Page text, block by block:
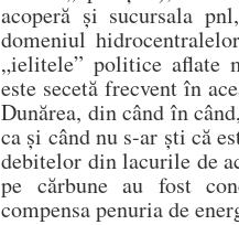
acoperă și sucursala
domeniul
„ielitele” politice aflate
este secetă frecvent în
Dunărea, din când în
ca și când nu s-ar ști că
debitelor din lacurile de
pe cărbune au fost
compensa penuria de